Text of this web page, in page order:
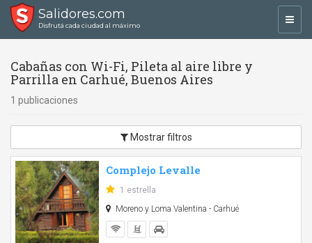
Salidores.com
Disfrutá cada ciudad al máximo
Cabañas con Wi-Fi, Pileta al aire libre y
Parrilla en Carhué, Buenos Aires
1 publicaciones
Mostrar filtros
Complejo Levalle
1 estrella
Moreno y Loma Valentina - Carhué